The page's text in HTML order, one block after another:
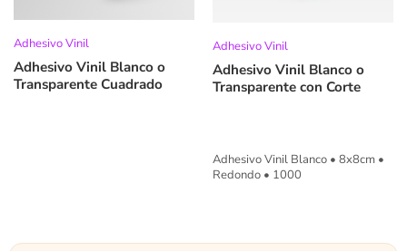
Adhesivo Vinil
Adhesivo Vinil Blanco o
Transparente Cuadrado
Adhesivo Vinil
Adhesivo Vinil Blanco o
Transparente con Corte
Adhesivo Vinil Blanco • 8x8cm •
Redondo • 1000